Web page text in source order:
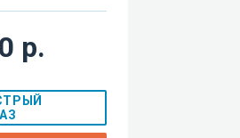
р.